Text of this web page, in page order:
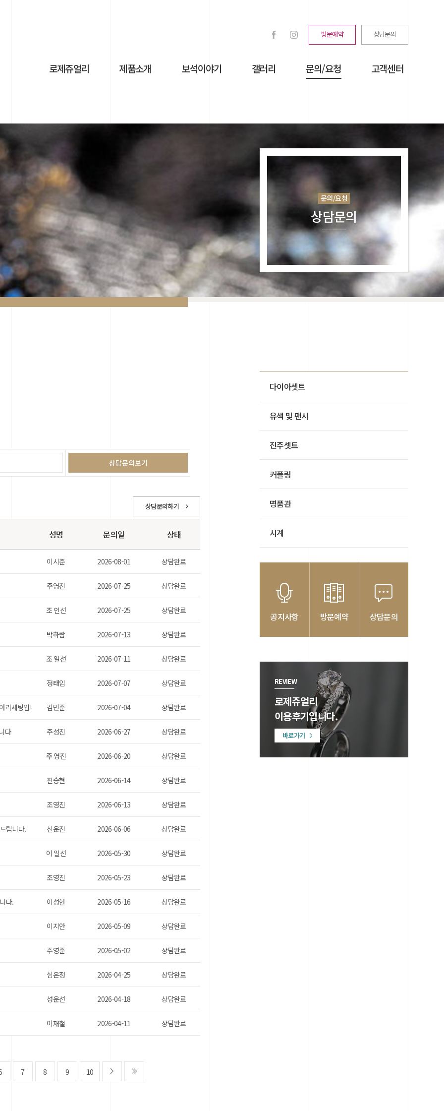
방문예약 상담문의
로제쥬얼리 제품소개 보석이야기 갤러리 문의/요청 고객센터
문의/요청
상담문의
상담문의하기
성명 문의일 상태
이시준 2026-08-01 상담완료
주영진 2026-07-25 상담완료
조 인선 2026-07-25 상담완료
박하람 2026-07-13 상담완료
조 일선 2026-07-11 상담완료
정태임 2026-07-07 상담완료
세팅입니다.) 김민준 2026-07-04 상담완료
다 주성진 2026-06-27 상담완료
주 영진 2026-06-20 상담완료
진승현 2026-06-14 상담완료
조영진 2026-06-13 상담완료
립니다. 신운진 2026-06-06 상담완료
이 일선 2026-05-30 상담완료
조영진 2026-05-23 상담완료
다. 이성현 2026-05-16 상담완료
이지안 2026-05-09 상담완료
주영준 2026-05-02 상담완료
심은정 2026-04-25 상담완료
성운선 2026-04-18 상담완료
이재철 2026-04-11 상담완료
7 8 9 10
다이아셋트
유색 및 팬시
진주셋트
커플링
명품관
시계
공지사항 방문예약 상담문의
REVIEW
로제쥬얼리
이용후기입니다.
바로가기